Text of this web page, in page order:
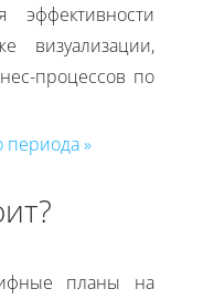
визуализации,
процессов по
периода »
планы на